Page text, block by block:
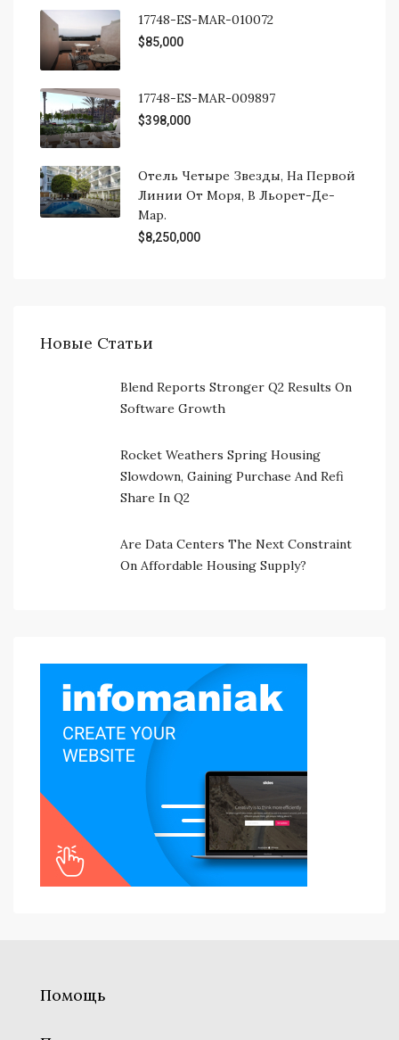
17748-ES-MAR-010072
$85,000
17748-ES-MAR-009897
$398,000
Отель Четыре Звезды, На Первой
Линии От Моря, В Льорет-Де-
Мар.
$8,250,000
Новые Статьи
Blend Reports Stronger Q2 Results On
Software Growth
Rocket Weathers Spring Housing
Slowdown, Gaining Purchase And Refi
Share In Q2
Are Data Centers The Next Constraint
On Affordable Housing Supply?
Помощь